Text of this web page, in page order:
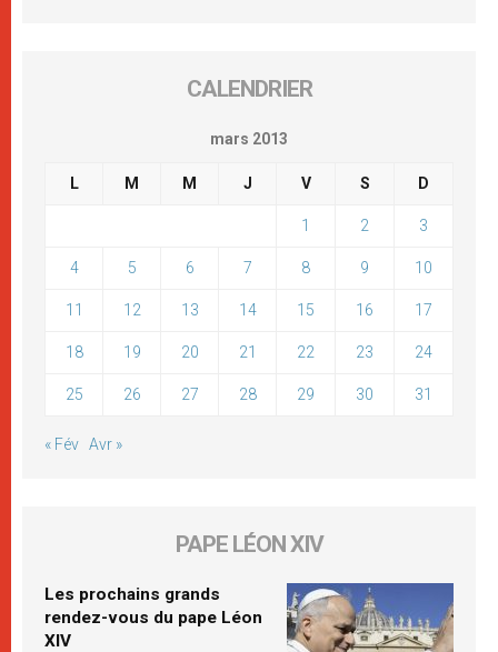
CALENDRIER
mars 2013
L M M J V S D
1 2 3
4 5 6 7 8 9 10
11 12 13 14 15 16 17
18 19 20 21 22 23 24
25 26 27 28 29 30 31
« Fév Avr »
PAPE LÉON XIV
Les prochains grands
rendez-vous du pape Léon
XIV